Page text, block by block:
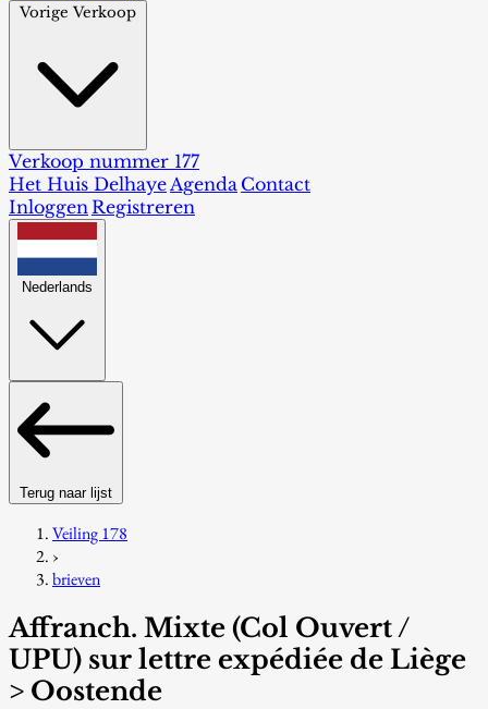
Vorige Verkoop
Verkoop nummer 177
Het Huis DelhayeAgenda Contact
InloggenRegistreren
Nederlands
Terug naar lijst
Veiling 178
›
brieven
Affranch. Mixte (Col Ouvert /
UPU) sur lettre expédiée de Liège
> Oostende